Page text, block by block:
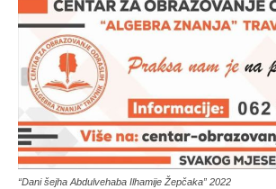
“Dani šejha Abdulvehaba Ilhamije Žepčaka” 2022